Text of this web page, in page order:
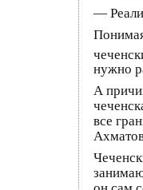
—
нужно
А
все